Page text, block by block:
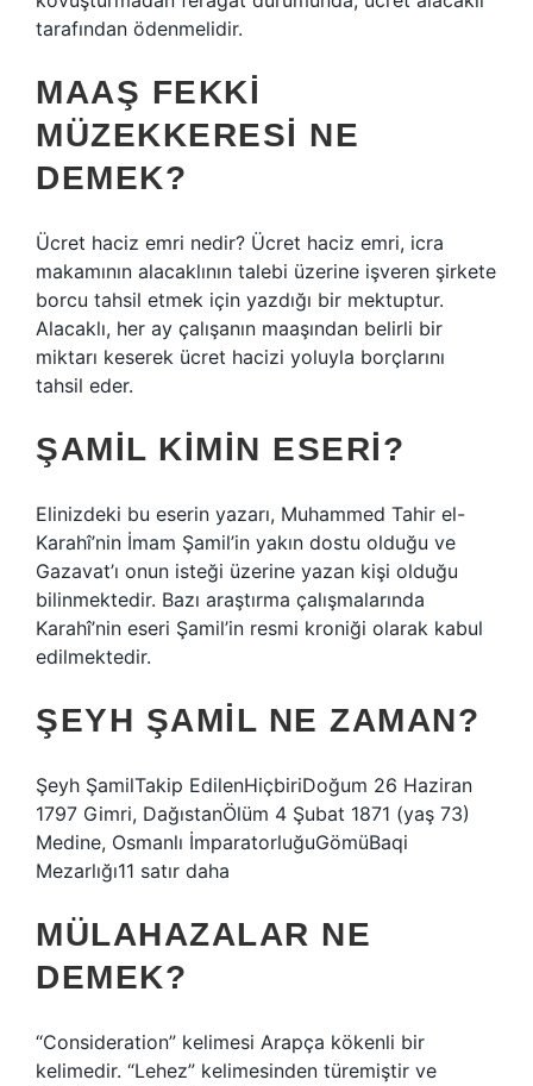
tarafından ödenmelidir.
MAAŞ FEKKI
MÜZEKKERESI NE
DEMEK?
Ücret haciz emri nedir? Ücret haciz emri, icra
makamının alacaklının talebi üzerine işveren şirkete
borcu tahsil etmek için yazdığı bir mektuptur.
Alacaklı, her ay çalışanın maaşından belirli bir
miktarı keserek ücret hacizi yoluyla borçlarını
tahsil eder.
ŞAMIL KIMIN ESERI?
Elinizdeki bu eserin yazarı, Muhammed Tahir el-
Karahî’nin İmam Şamil’in yakın dostu olduğu ve
Gazavat’ı onun isteği üzerine yazan kişi olduğu
bilinmektedir. Bazı araştırma çalışmalarında
Karahî’nin eseri Şamil’in resmi kroniği olarak kabul
edilmektedir.
ŞEYH ŞAMIL NE ZAMAN?
Şeyh ŞamilTakip EdilenHiçbiriDoğum 26 Haziran
1797 Gimri, DağıstanÖlüm 4 Şubat 1871 (yaş 73)
Medine, Osmanlı İmparatorluğuGömüBaqi
Mezarlığı11 satır daha
MÜLAHAZALAR NE
DEMEK?
“Consideration” kelimesi Arapça kökenli bir
kelimedir. “Lehez” kelimesinden türemiştir ve